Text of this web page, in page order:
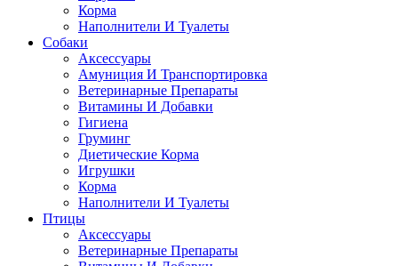
Корма
Наполнители И Туалеты
Собаки
Аксессуары
Амуниция И Транспортировка
Ветеринарные Препараты
Витамины И Добавки
Гигиена
Груминг
Диетические Корма
Игрушки
Корма
Наполнители И Туалеты
Птицы
Аксессуары
Ветеринарные Препараты